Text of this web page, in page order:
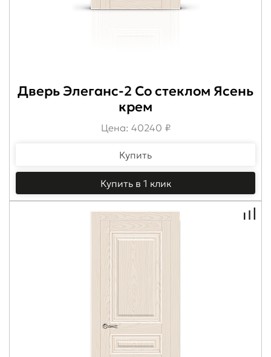
Дверь Элеганс-2 Со стеклом Ясень
крем
Цена: 40240 ₽
Купить
Купить в 1 клик